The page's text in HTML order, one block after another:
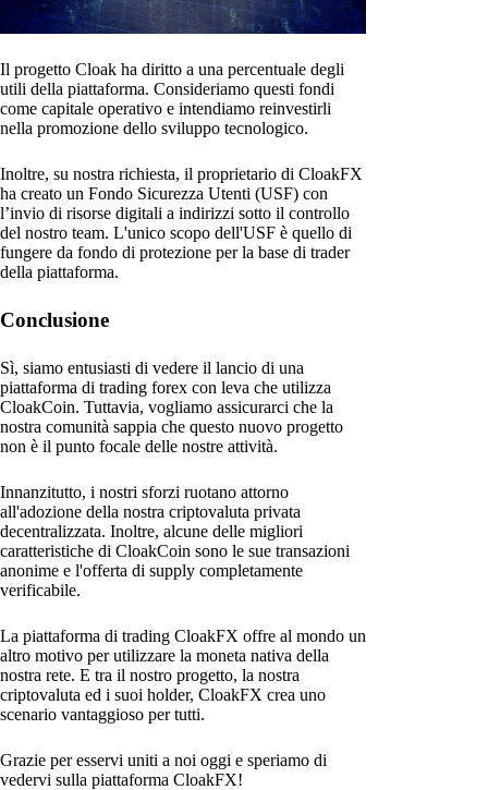
Il progetto Cloak ha diritto a una percentuale degli
utili della piattaforma. Consideriamo questi fondi
come capitale operativo e intendiamo reinvestirli
nella promozione dello sviluppo tecnologico.
Inoltre, su nostra richiesta, il proprietario di CloakFX
ha creato un Fondo Sicurezza Utenti (USF) con
l’invio di risorse digitali a indirizzi sotto il controllo
del nostro team. L'unico scopo dell'USF è quello di
fungere da fondo di protezione per la base di trader
della piattaforma.
Conclusione
Sì, siamo entusiasti di vedere il lancio di una
piattaforma di trading forex con leva che utilizza
CloakCoin. Tuttavia, vogliamo assicurarci che la
nostra comunità sappia che questo nuovo progetto
non è il punto focale delle nostre attività.
Innanzitutto, i nostri sforzi ruotano attorno
all'adozione della nostra criptovaluta privata
decentralizzata. Inoltre, alcune delle migliori
caratteristiche di CloakCoin sono le sue transazioni
anonime e l'offerta di supply completamente
verificabile.
La piattaforma di trading CloakFX offre al mondo un
altro motivo per utilizzare la moneta nativa della
nostra rete. E tra il nostro progetto, la nostra
criptovaluta ed i suoi holder, CloakFX crea uno
scenario vantaggioso per tutti.
Grazie per esservi uniti a noi oggi e speriamo di
vedervi sulla piattaforma CloakFX!